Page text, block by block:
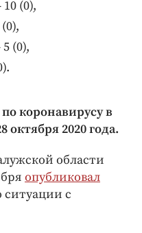
(0),
(0),
коронавирусу в
октября 2020 года.
области
опубликовал
ситуации с